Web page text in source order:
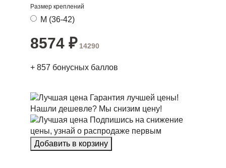
Размер креплений
M (36-42)
8574 ₽ 14290
+ 857 бонусных баллов
Гарантия лучшей цены!
Нашли дешевле? Мы снизим цену!
Подпишись на снижение
цены, узнай о распродаже первым